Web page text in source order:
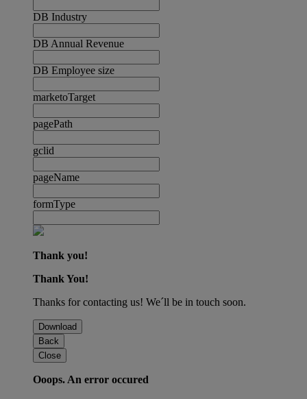
DB Industry
DB Annual Revenue
DB Employee size
marketoTarget
pagePath
gclid
pageName
formType
Thank you!
Thank You!
Thanks for contacting us! We´ll be in touch soon.
Download
Back
Close
Ooops. An error occured